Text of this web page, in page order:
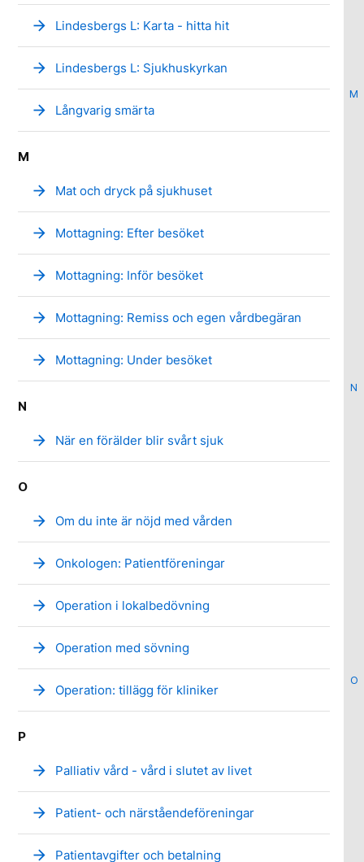
M
N
O
arrow_forward Lindesbergs L: Karta - hitta hit
arrow_forward Lindesbergs L: Sjukhuskyrkan
arrow_forward Långvarig smärta
M
arrow_forward Mat och dryck på sjukhuset
arrow_forward Mottagning: Efter besöket
arrow_forward Mottagning: Inför besöket
arrow_forward Mottagning: Remiss och egen vårdbegäran
arrow_forward Mottagning: Under besöket
N
arrow_forward När en förälder blir svårt sjuk
O
arrow_forward Om du inte är nöjd med vården
arrow_forward Onkologen: Patientföreningar
arrow_forward Operation i lokalbedövning
arrow_forward Operation med sövning
arrow_forward Operation: tillägg för kliniker
P
arrow_forward Palliativ vård - vård i slutet av livet
arrow_forward Patient- och närståendeföreningar
arrow_forward Patientavgifter och betalning